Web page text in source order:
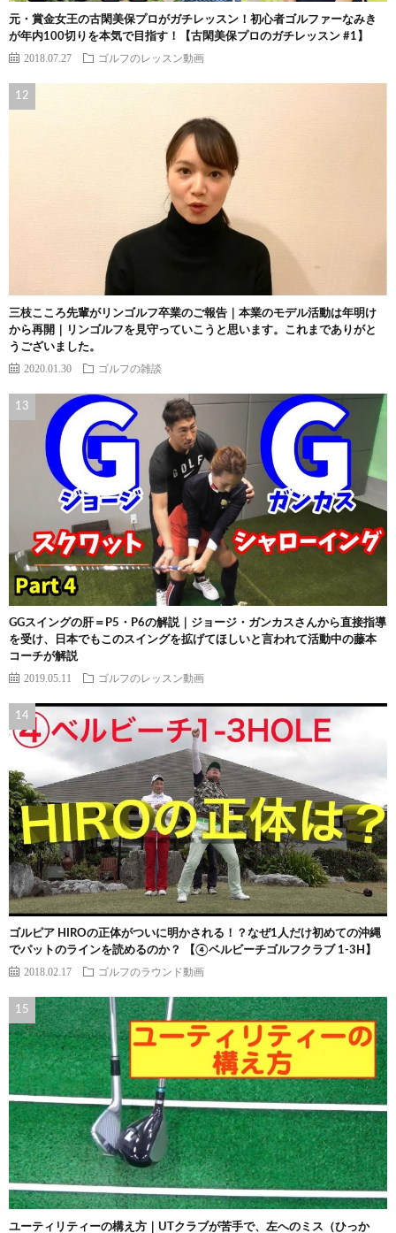
元・賞金女王の古閑美保プロがガチレッスン！初心者ゴルファーなみき
が年内100切りを本気で目指す！【古閑美保プロのガチレッスン #1】
2018.07.27 ゴルフのレッスン動画
三枝こころ先輩がリンゴルフ卒業のご報告｜本業のモデル活動は年明け
から再開｜リンゴルフを見守っていこうと思います。これまでありがと
うございました。
2020.01.30 ゴルフの雑談
GGスイングの肝＝P5・P6の解説｜ジョージ・ガンカスさんから直接指導
を受け、日本でもこのスイングを拡げてほしいと言われて活動中の藤本
コーチが解説
2019.05.11 ゴルフのレッスン動画
ゴルピア HIROの正体がついに明かされる！？なぜ1人だけ初めての沖縄
でパットのラインを読めるのか？ 【④ベルビーチゴルフクラブ 1-3H】
2018.02.17 ゴルフのラウンド動画
ユーティリティーの構え方｜UTクラブが苦手で、左へのミス（ひっか